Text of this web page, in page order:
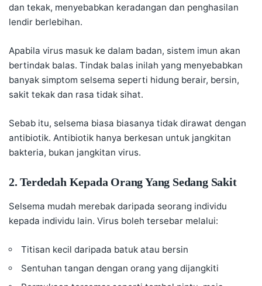
dan tekak, menyebabkan keradangan dan penghasilan
lendir berlebihan.
Apabila virus masuk ke dalam badan, sistem imun akan
bertindak balas. Tindak balas inilah yang menyebabkan
banyak simptom selsema seperti hidung berair, bersin,
sakit tekak dan rasa tidak sihat.
Sebab itu, selsema biasa biasanya tidak dirawat dengan
antibiotik. Antibiotik hanya berkesan untuk jangkitan
bakteria, bukan jangkitan virus.
2. Terdedah Kepada Orang Yang Sedang Sakit
Selsema mudah merebak daripada seorang individu
kepada individu lain. Virus boleh tersebar melalui:
Titisan kecil daripada batuk atau bersin
Sentuhan tangan dengan orang yang dijangkiti